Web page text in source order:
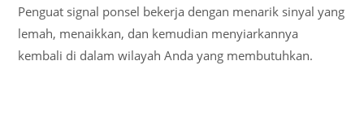
Penguat signal ponsel bekerja dengan menarik sinyal yang
lemah, menaikkan, dan kemudian menyiarkannya
kembali di dalam wilayah Anda yang membutuhkan.